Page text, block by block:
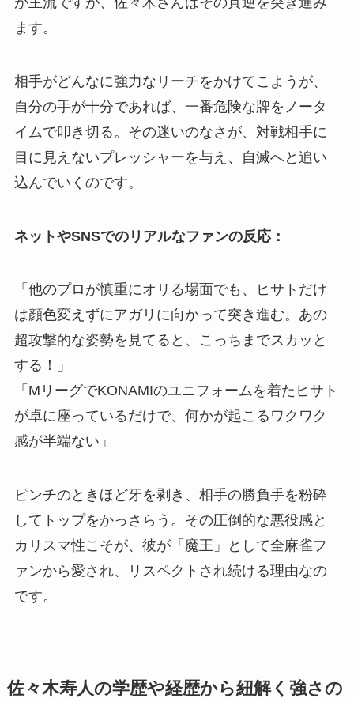
ます。
相手がどんなに強力なリーチをかけてこようが、
自分の手が十分であれば、一番危険な牌をノータ
イムで叩き切る。その迷いのなさが、対戦相手に
目に見えないプレッシャーを与え、自滅へと追い
込んでいくのです。
ネットやSNSでのリアルなファンの反応：
「他のプロが慎重にオリる場面でも、ヒサトだけ
は顔色変えずにアガリに向かって突き進む。あの
超攻撃的な姿勢を見てると、こっちまでスカッと
する！」
「MリーグでKONAMIのユニフォームを着たヒサト
が卓に座っているだけで、何かが起こるワクワク
感が半端ない」
ピンチのときほど牙を剥き、相手の勝負手を粉砕
してトップをかっさらう。その圧倒的な悪役感と
カリスマ性こそが、彼が「魔王」として全麻雀フ
ァンから愛され、リスペクトされ続ける理由なの
です。
佐々木寿人の学歴や経歴から紐解く強さの